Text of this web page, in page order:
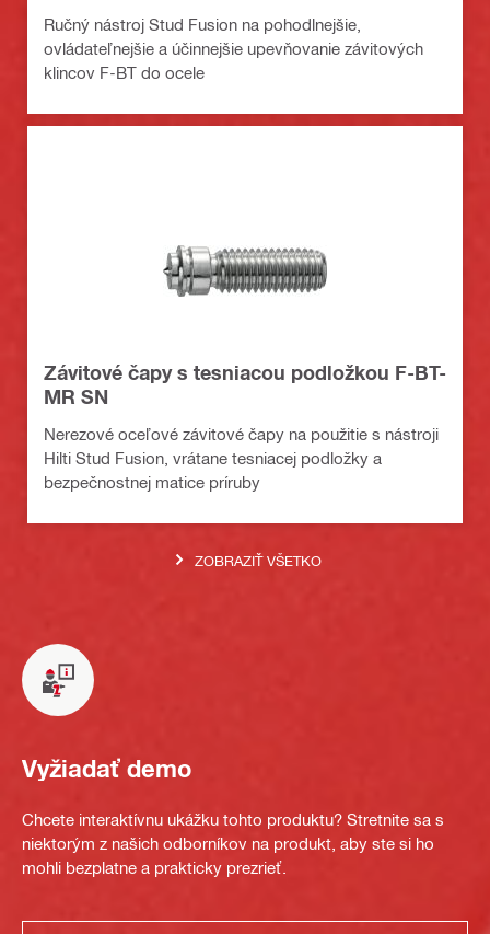
Ručný nástroj Stud Fusion na pohodlnejšie,
ovládateľnejšie a účinnejšie upevňovanie závitových
klincov F-BT do ocele
Závitové čapy s tesniacou podložkou F-BT-
MR SN
Nerezové oceľové závitové čapy na použitie s nástroji
Hilti Stud Fusion, vrátane tesniacej podložky a
bezpečnostnej matice príruby
ZOBRAZIŤ VŠETKO
Vyžiadať demo
Chcete interaktívnu ukážku tohto produktu? Stretnite sa s
niektorým z našich odborníkov na produkt, aby ste si ho
mohli bezplatne a prakticky prezrieť.